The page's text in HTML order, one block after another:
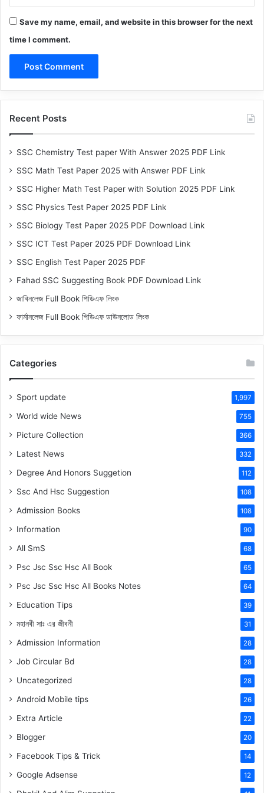
Save my name, email, and website in this browser for the next
time I comment.
Recent Posts
SSC Chemistry Test paper With Answer 2025 PDF Link
SSC Math Test Paper 2025 with Answer PDF Link
SSC Higher Math Test Paper with Solution 2025 PDF Link
SSC Physics Test Paper 2025 PDF Link
SSC Biology Test Paper 2025 PDF Download Link
SSC ICT Test Paper 2025 PDF Download Link
SSC English Test Paper 2025 PDF
Fahad SSC Suggesting Book PDF Download Link
জাবিনলেজ Full Book পিডিএফ লিংক
ফার্মানলেজ Full Book পিডিএফ ডাউনলোড লিংক
Categories
Sport update 1,997
World wide News 755
Picture Collection 366
Latest News 332
Degree And Honors Suggetion 112
Ssc And Hsc Suggestion 108
Admission Books 108
Information 90
All SmS 68
Psc Jsc Ssc Hsc All Book 65
Psc Jsc Ssc Hsc All Books Notes 64
Education Tips 39
মহানবী সাঃ এর জীবনী 31
Admission Information 28
Job Circular Bd 28
Uncategorized 28
Android Mobile tips 26
Extra Article 22
Blogger 20
Facebook Tips & Trick 14
Google Adsense 12